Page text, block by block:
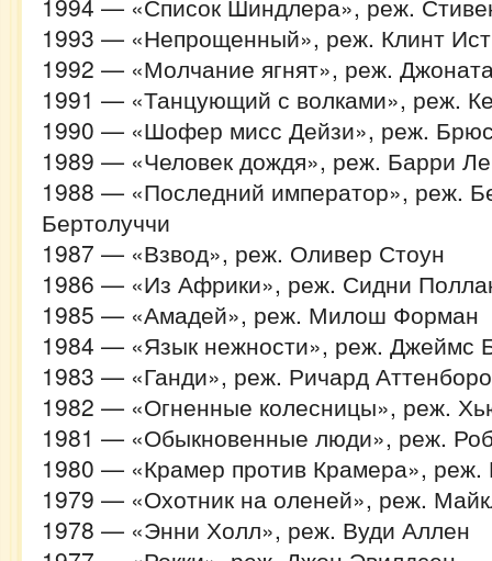
1994 — «Список Шиндлера», реж.
1993 — «Непрощенный», реж. Клинт
1992 — «Молчание ягнят», реж.
1991 — «Танцующий с волками», реж.
1990 — «Шофер мисс Дейзи», реж.
1989 — «Человек дождя», реж. Барри
1988 — «Последний император», реж.
Бертолуччи
1987 — «Взвод», реж. Оливер Стоун
1986 — «Из Африки», реж. Сидни
1985 — «Амадей», реж. Милош Форман
1984 — «Язык нежности», реж. Джеймс
1983 — «Ганди», реж. Ричард Аттенборо
1982 — «Огненные колесницы», реж.
1981 — «Обыкновенные люди», реж.
1980 — «Крамер против Крамера», реж.
1979 — «Охотник на оленей», реж.
1978 — «Энни Холл», реж. Вуди Аллен